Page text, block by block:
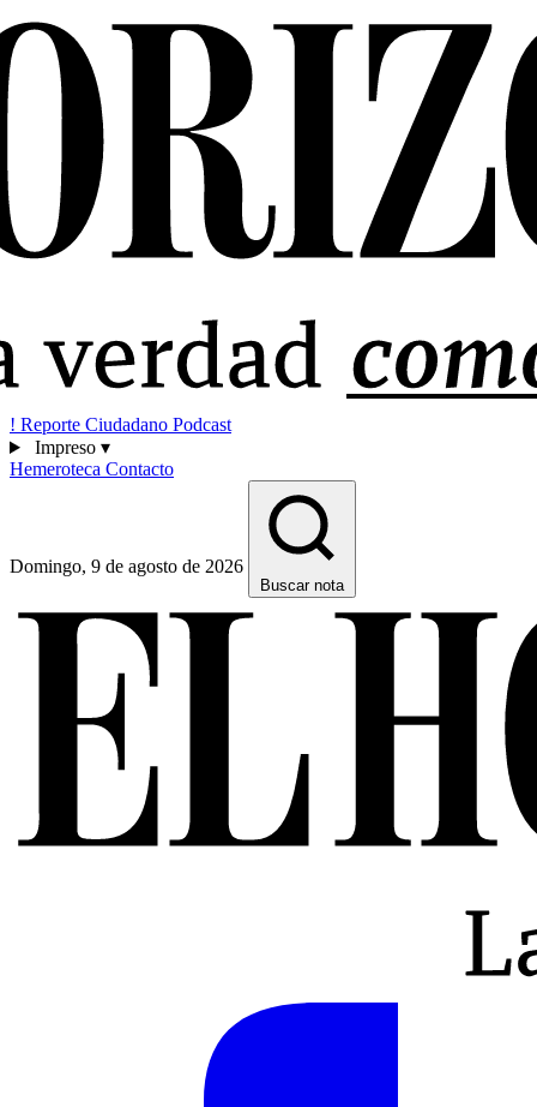
! Reporte Ciudadano Podcast
Impreso ▾
Hemeroteca Contacto
Domingo, 9 de agosto de 2026
Buscar nota